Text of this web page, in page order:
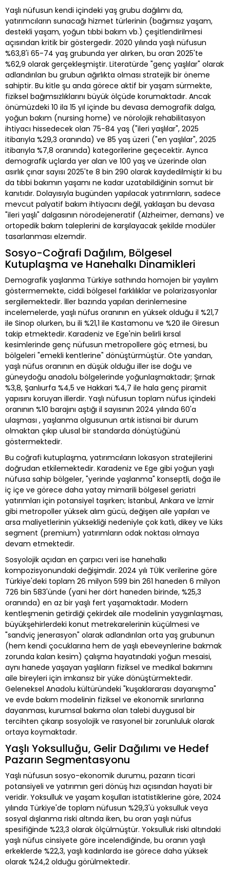
Yaşlı nüfusun kendi içindeki yaş grubu dağılımı da,
yatırımcıların sunacağı hizmet türlerinin (bağımsız yaşam,
destekli yaşam, yoğun tıbbi bakım vb.) çeşitlendirilmesi
açısından kritik bir göstergedir. 2020 yılında yaşlı nüfusun
%63,8'i 65-74 yaş grubunda yer alırken, bu oran 2025'te
%62,9 olarak gerçekleşmiştir. Literatürde "genç yaşlılar" olarak
adlandırılan bu grubun ağırlıkta olması stratejik bir öneme
sahiptir. Bu kitle şu anda görece aktif bir yaşam sürmekte,
fiziksel bağımsızlıklarını büyük ölçüde korumaktadır. Ancak
önümüzdeki 10 ila 15 yıl içinde bu devasa demografik dalga,
yoğun bakım (nursing home) ve nörolojik rehabilitasyon
ihtiyacı hissedecek olan 75-84 yaş ("ileri yaşlılar", 2025
itibarıyla %29,3 oranında) ve 85 yaş üzeri ("en yaşlılar", 2025
itibarıyla %7,8 oranında) kategorilerine geçecektir. Ayrıca
demografik uçlarda yer alan ve 100 yaş ve üzerinde olan
asırlık çınar sayısı 2025'te 8 bin 290 olarak kaydedilmiştir ki bu
da tıbbi bakımın yaşamı ne kadar uzatabildiğinin somut bir
kanıtıdır. Dolayısıyla bugünden yapılacak yatırımların, sadece
mevcut palyatif bakım ihtiyacını değil, yaklaşan bu devasa
"ileri yaşlı" dalgasının nörodejeneratif (Alzheimer, demans) ve
ortopedik bakım taleplerini de karşılayacak şekilde modüler
tasarlanması elzemdir.
Sosyo-Coğrafi Dağılım, Bölgesel
Kutuplaşma ve Hanehalkı Dinamikleri
Demografik yaşlanma Türkiye sathında homojen bir yayılım
göstermemekte, ciddi bölgesel farklılıklar ve polarizasyonlar
sergilemektedir. İller bazında yapılan derinlemesine
incelemelerde, yaşlı nüfus oranının en yüksek olduğu il %21,7
ile Sinop olurken, bu ili %21,1 ile Kastamonu ve %20 ile Giresun
takip etmektedir. Karadeniz ve Ege'nin belirli kırsal
kesimlerinde genç nüfusun metropollere göç etmesi, bu
bölgeleri "emekli kentlerine" dönüştürmüştür. Öte yandan,
yaşlı nüfus oranının en düşük olduğu iller ise doğu ve
güneydoğu anadolu bölgelerinde yoğunlaşmaktadır; Şırnak
%3,8, Şanlıurfa %4,5 ve Hakkari %4,7 ile hala genç piramit
yapısını koruyan illerdir. Yaşlı nüfusun toplam nüfus içindeki
oranının %10 barajını aştığı il sayısının 2024 yılında 60'a
ulaşması , yaşlanma olgusunun artık istisnai bir durum
olmaktan çıkıp ulusal bir standarda dönüştüğünü
göstermektedir.
Bu coğrafi kutuplaşma, yatırımcıların lokasyon stratejilerini
doğrudan etkilemektedir. Karadeniz ve Ege gibi yoğun yaşlı
nüfusa sahip bölgeler, "yerinde yaşlanma" konseptli, doğa ile
iç içe ve görece daha yatay mimarili bölgesel geriatri
yatırımları için potansiyel taşırken; İstanbul, Ankara ve İzmir
gibi metropoller yüksek alım gücü, değişen aile yapıları ve
arsa maliyetlerinin yüksekliği nedeniyle çok katlı, dikey ve lüks
segment (premium) yatırımların odak noktası olmaya
devam etmektedir.
Sosyolojik açıdan en çarpıcı veri ise hanehalkı
kompozisyonundaki değişimdir. 2024 yılı TÜİK verilerine göre
Türkiye'deki toplam 26 milyon 599 bin 261 haneden 6 milyon
726 bin 583'ünde (yani her dört haneden birinde, %25,3
oranında) en az bir yaşlı fert yaşamaktadır. Modern
kentleşmenin getirdiği çekirdek aile modelinin yaygınlaşması,
büyükşehirlerdeki konut metrekarelerinin küçülmesi ve
"sandviç jenerasyon" olarak adlandırılan orta yaş grubunun
(hem kendi çocuklarına hem de yaşlı ebeveynlerine bakmak
zorunda kalan kesim) çalışma hayatındaki yoğun mesaisi,
aynı hanede yaşayan yaşlıların fiziksel ve medikal bakımını
aile bireyleri için imkansız bir yüke dönüştürmektedir.
Geleneksel Anadolu kültüründeki "kuşaklararası dayanışma"
ve evde bakım modelinin fiziksel ve ekonomik sınırlarına
dayanması, kurumsal bakıma olan talebi duygusal bir
tercihten çıkarıp sosyolojik ve rasyonel bir zorunluluk olarak
ortaya koymaktadır.
Yaşlı Yoksulluğu, Gelir Dağılımı ve Hedef
Pazarın Segmentasyonu
Yaşlı nüfusun sosyo-ekonomik durumu, pazarın ticari
potansiyeli ve yatırımın geri dönüş hızı açısından hayati bir
veridir. Yoksulluk ve yaşam koşulları istatistiklerine göre, 2024
yılında Türkiye'de toplam nüfusun %29,3'ü yoksulluk veya
sosyal dışlanma riski altında iken, bu oran yaşlı nüfus
spesifiğinde %23,3 olarak ölçülmüştür. Yoksulluk riski altındaki
yaşlı nüfus cinsiyete göre incelendiğinde, bu oranın yaşlı
erkeklerde %22,3, yaşlı kadınlarda ise görece daha yüksek
olarak %24,2 olduğu görülmektedir.